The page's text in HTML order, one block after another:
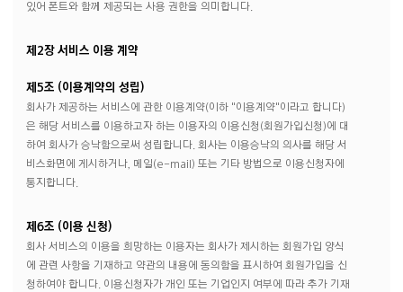
있어 폰트와 함께 제공되는 사용 권한을 의미합니다.
제2장 서비스 이용 계약
제5조 (이용계약의 성립)
회사가 제공하는 서비스에 관한 이용계약(이하 "이용계약"이라고 합니다)
은 해당 서비스를 이용하고자 하는 이용자의 이용신청(회원가입신청)에 대
하여 회사가 승낙함으로써 성립합니다. 회사는 이용승낙의 의사를 해당 서
비스화면에 게시하거나, 메일(e-mail) 또는 기타 방법으로 이용신청자에
통지합니다.
제6조 (이용 신청)
회사 서비스의 이용을 희망하는 이용자는 회사가 제시하는 회원가입 양식
에 관련 사항을 기재하고 약관의 내용에 동의함을 표시하여 회원가입을 신
청하여야 합니다. 이용신청자가 개인 또는 기업인지 여부에 따라 추가 기재